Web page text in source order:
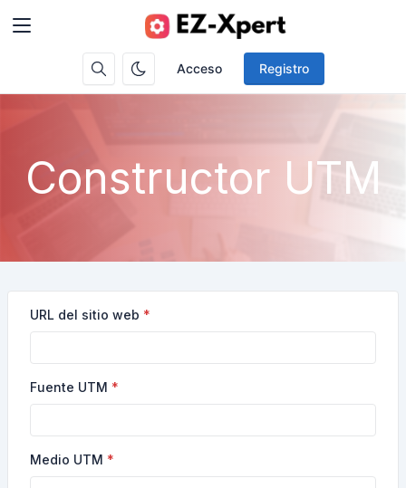
Acceso Registro
Constructor UTM
URL del sitio web
Fuente UTM
Medio UTM